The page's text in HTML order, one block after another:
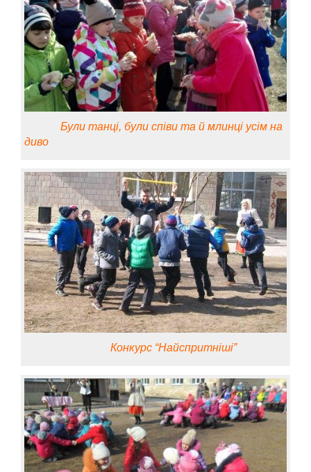
Були танці, були співи та й млинці усім на
диво
Конкурс “Найспритніші”